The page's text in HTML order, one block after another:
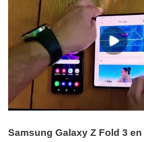
Samsung Galaxy Z Fold 3